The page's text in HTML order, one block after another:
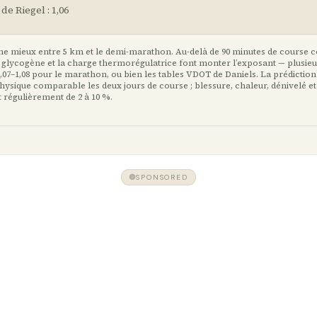
Riegel : 1,06
mieux entre 5 km et le demi-marathon. Au-delà de 90 minutes de course
glycogène et la charge thermorégulatrice font monter l’exposant —
pour le marathon, ou bien les tables VDOT de Daniels. La
comparable les deux jours de course ; blessure, chaleur, dénivelé
régulièrement de 2 à 10 %.
SPONSORED